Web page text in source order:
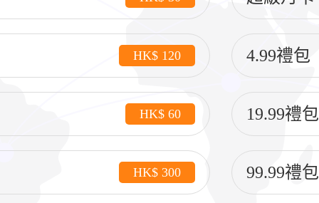
HK$ 120 4.99禮包
HK$ 60 19.99禮包
HK$ 300 99.99禮包